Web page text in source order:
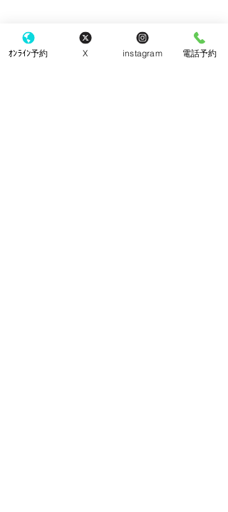
ｵﾝﾗｲﾝ予約 X instagram 電話予約